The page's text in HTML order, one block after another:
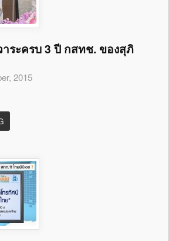
ระครบ 3 ปี กสทช. ของสุภิ
2015